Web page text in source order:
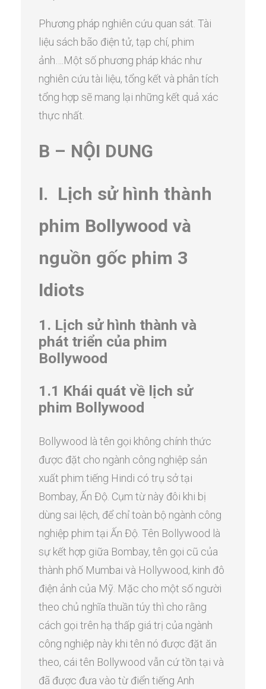
Phương pháp nghiên cứu quan sát. Tài
liệu sách bão điện tử, tạp chí, phim
ảnh….Một số phương pháp khác như
nghiên cứu tài liệu, tổng kết và phân tích
tổng hợp sẽ mang lại những kết quả xác
thực nhất.
B – NỘI DUNG
I. Lịch sử hình thành
phim Bollywood và
nguồn gốc phim 3
Idiots
1. Lịch sử hình thành và
phát triển của phim
Bollywood
1.1 Khái quát về lịch sử
phim Bollywood
Bollywood là tên gọi không chính thức
được đặt cho ngành công nghiệp sản
xuất phim tiếng Hindi có trụ sở tại
Bombay, Ấn Độ. Cụm từ này đôi khi bị
dùng sai lệch, để chỉ toàn bộ ngành công
nghiệp phim tại Ấn Độ. Tên Bollywood là
sự kết hợp giữa Bombay, tên gọi cũ của
thành phố Mumbai và Hollywood, kinh đô
điện ảnh của Mỹ. Mặc cho một số người
theo chủ nghĩa thuần túy thì cho rằng
cách gọi trên hạ thấp giá trị của ngành
công nghiệp này khi tên nó được đặt ăn
theo, cái tên Bollywood vẫn cứ tồn tại và
đã được đưa vào từ điển tiếng Anh